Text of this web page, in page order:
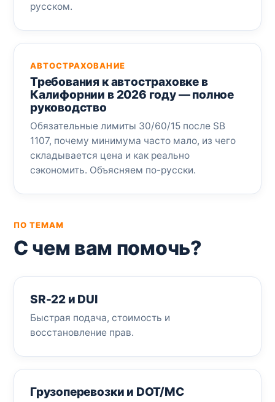
русском.
АВТОСТРАХОВАНИЕ
Требования к автостраховке в
Калифорнии в 2026 году — полное
руководство
Обязательные лимиты 30/60/15 после SB
1107, почему минимума часто мало, из чего
складывается цена и как реально
сэкономить. Объясняем по-русски.
ПО ТЕМАМ
С чем вам помочь?
SR-22 и DUI
Быстрая подача, стоимость и
восстановление прав.
Грузоперевозки и DOT/MC